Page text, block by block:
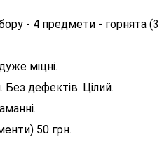
- 4 предмети - горнята
міцні.
дефектів. Цілий.
50 грн.